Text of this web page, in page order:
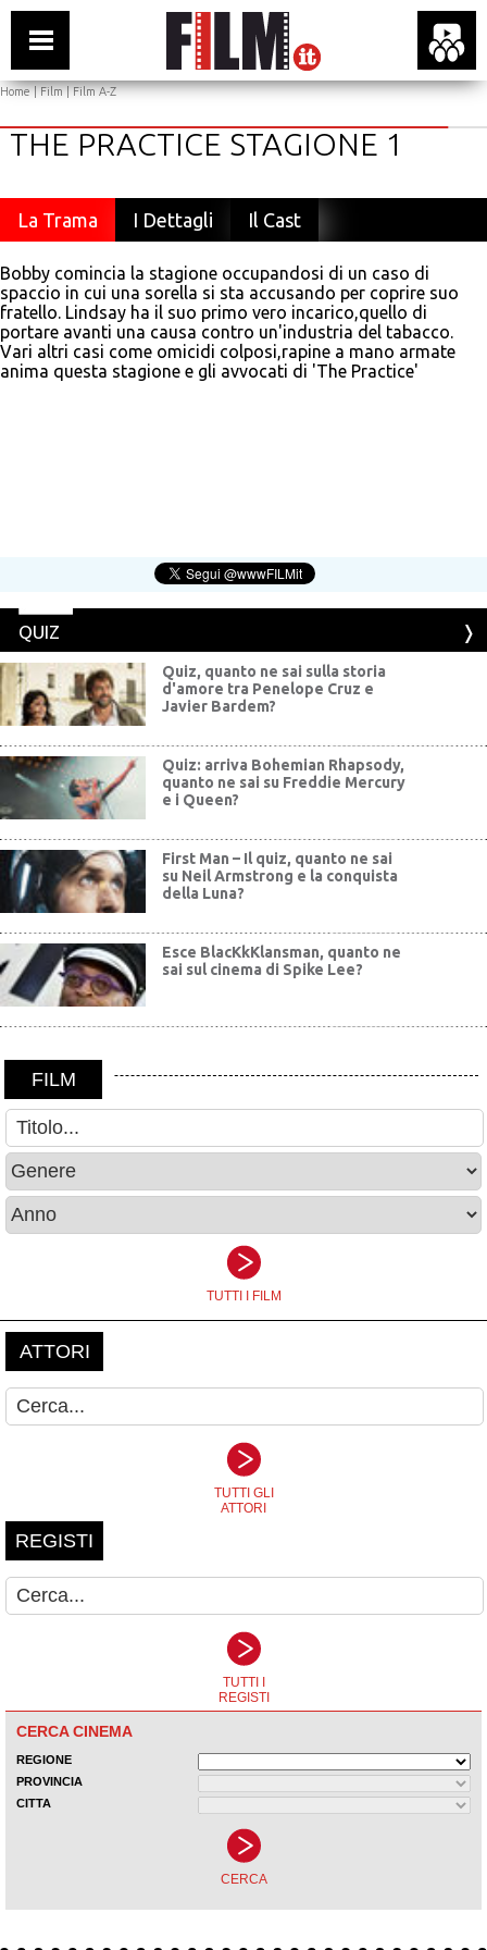
Home|Film|Film A-Z
THE PRACTICE STAGIONE 1
La Trama I Dettagli Il Cast
Bobby comincia la stagione occupandosi di un caso di
spaccio in cui una sorella si sta accusando per coprire suo
fratello. Lindsay ha il suo primo vero incarico,quello di
portare avanti una causa contro un'industria del tabacco.
Vari altri casi come omicidi colposi,rapine a mano armate
anima questa stagione e gli avvocati di 'The Practice'
QUIZ
Quiz, quanto ne sai sulla storia
d'amore tra Penelope Cruz e
Javier Bardem?
Quiz: arriva Bohemian Rhapsody,
quanto ne sai su Freddie Mercury
e i Queen?
First Man – Il quiz, quanto ne sai
su Neil Armstrong e la conquista
della Luna?
Esce BlacKkKlansman, quanto ne
sai sul cinema di Spike Lee?